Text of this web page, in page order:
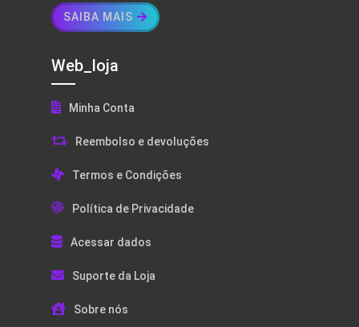
SAIBA MAIS
Web_loja
Minha Conta
Reembolso e devoluções
Termos e Condições
Política de Privacidade
Acessar dados
Suporte da Loja
Sobre nós